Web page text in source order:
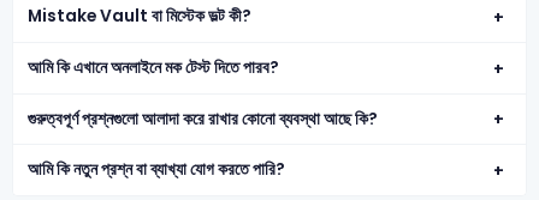
Mistake Vault বা মিস্টেক ভল্ট কী?
আমি কি এখানে অনলাইনে মক টেস্ট দিতে পারব?
গুরুত্বপূর্ণ প্রশ্নগুলো আলাদা করে রাখার কোনো ব্যবস্থা আছে কি?
আমি কি নতুন প্রশ্ন বা ব্যাখ্যা যোগ করতে পারি?